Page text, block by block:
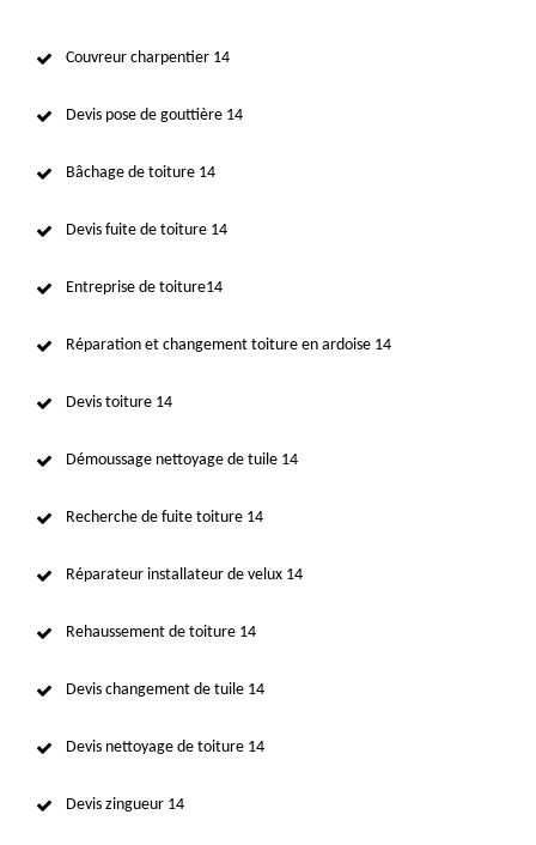
Couvreur charpentier 14
Devis pose de gouttière 14
Bâchage de toiture 14
Devis fuite de toiture 14
Entreprise de toiture14
Réparation et changement toiture en ardoise 14
Devis toiture 14
Démoussage nettoyage de tuile 14
Recherche de fuite toiture 14
Réparateur installateur de velux 14
Rehaussement de toiture 14
Devis changement de tuile 14
Devis nettoyage de toiture 14
Devis zingueur 14